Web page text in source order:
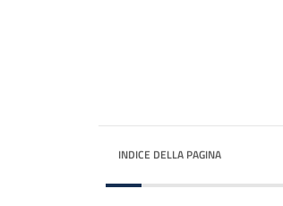
INDICE DELLA PAGINA